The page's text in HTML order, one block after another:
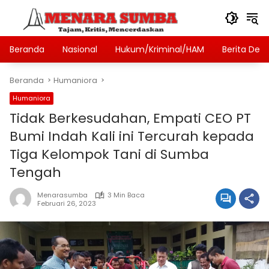
Langsung
konten
Beranda
Nasional Hukum/Kriminal/HAM Berita Desa
Beranda Humaniora
Humaniora
Tidak Berkesudahan, Empati CEO PT
Bumi Indah Kali ini Tercurah kepada
Tiga Kelompok Tani di Sumba
Tengah
Menarasumba
3 Min Baca
Februari 26, 2023